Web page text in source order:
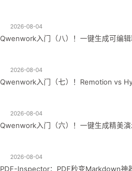
2026-08-04
Qwenwork入门（八）！一键生成可编辑
2026-08-04
Qwenwork入门（七）！Remotion vs
2026-08-04
Qwenwork入门（六）！一键生成精美演
2026-08-04
PDF-Inspector：PDF秒变Markdown神